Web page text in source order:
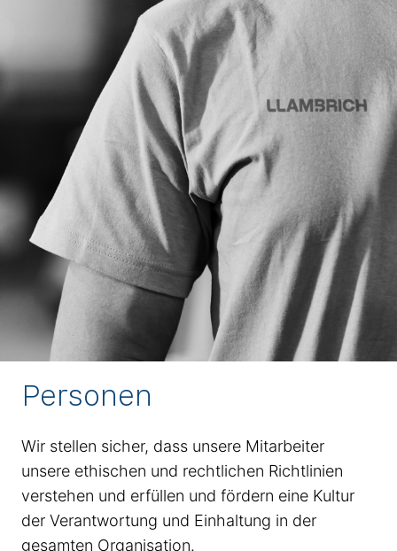
Personen
Wir stellen sicher, dass unsere Mitarbeiter
unsere ethischen und rechtlichen Richtlinien
verstehen und erfüllen und fördern eine Kultur
der Verantwortung und Einhaltung in der
gesamten Organisation.